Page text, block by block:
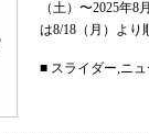
（土）〜2025年
は8/18（月）よ
■ スライダー,ニ